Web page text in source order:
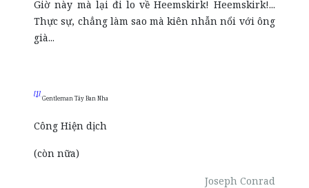
Giờ này mà lại đi lo về Heemskirk! Heemskirk!...
Thực sự, chẳng làm sao mà kiên nhẫn nổi với ông
già...
[1]
Gentleman Tây Ban Nha
Công Hiện dịch
(còn nữa)
Joseph Conrad